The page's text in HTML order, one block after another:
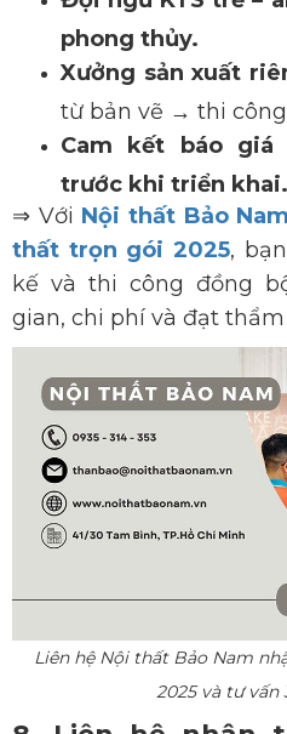
phong thủy.
Xưởng sản xuất
từ bản vẽ → thi
Cam kết báo giá
trước khi triển khai.
⇒ Với Nội thất Bảo
thất trọn gói 2025,
kế và thi công đồng
gian, chi phí và đạt
Liên hệ Nội thất Bảo Nam
2025 và tư vấn